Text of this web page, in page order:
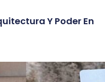
Y Poder En